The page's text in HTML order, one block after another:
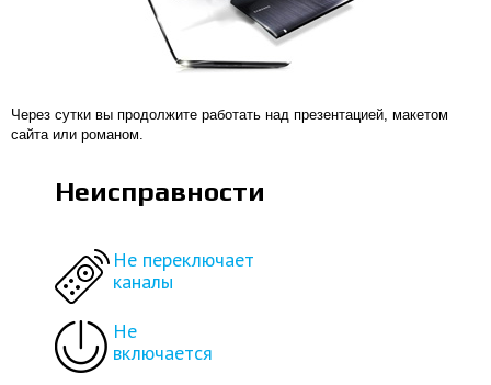
Через сутки вы продолжите работать над презентацией, макетом
сайта или романом.
Неисправности
Не переключает
каналы
Не
включается